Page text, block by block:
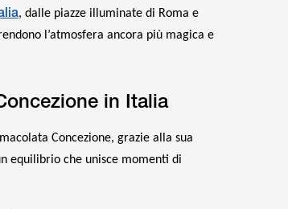
, dalle piazze illuminate di Roma e
l’atmosfera ancora più magica e
in Italia
Concezione, grazie alla sua
equilibrio che unisce momenti di